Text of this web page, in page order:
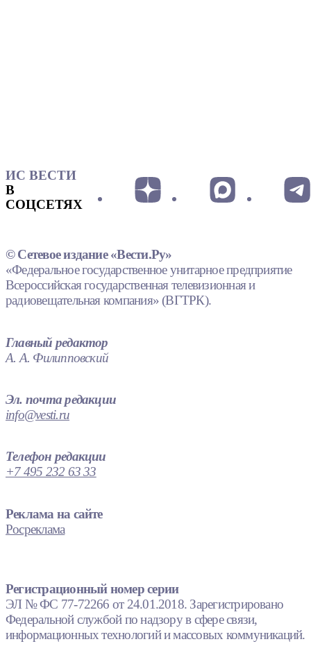
ИС ВЕСТИ
В
СОЦСЕТЯХ
© Сетевое издание «Вести.Ру»
«Федеральное государственное унитарное предприятие
Всероссийская государственная телевизионная и
радиовещательная компания» (ВГТРК).
Главный редактор
А. А. Филипповский
Эл. почта редакции
info@vesti.ru
Телефон редакции
+7 495 232 63 33
Реклама на сайте
Росреклама
Регистрационный номер серии
ЭЛ № ФС 77-72266 от 24.01.2018. Зарегистрировано
Федеральной службой по надзору в сфере связи,
информационных технологий и массовых коммуникаций.